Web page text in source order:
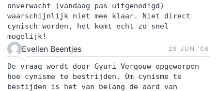
onverwacht (vandaag pas uitgenodigd)
waarschijnlijk niet mee klaar. Niet direct
cynisch worden, het komt echt zo snel
mogelijk!
Evelien Beentjes 29 JUN.‘06
De vraag wordt door Gyuri Vergouw opgeworpen
hoe cynisme te bestrijden. Om cynisme te
bestijden is het van belang de aard van